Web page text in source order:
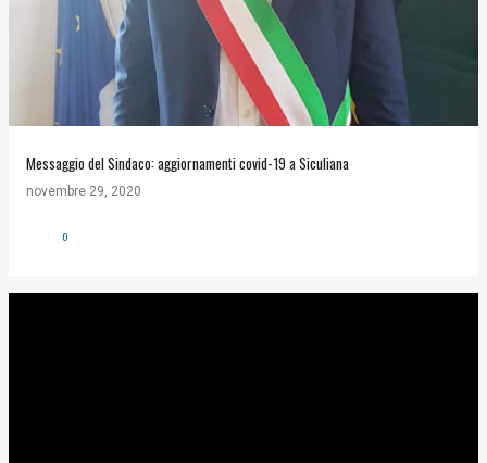
Messaggio del Sindaco: aggiornamenti covid-19 a Siculiana
novembre 29, 2020
0